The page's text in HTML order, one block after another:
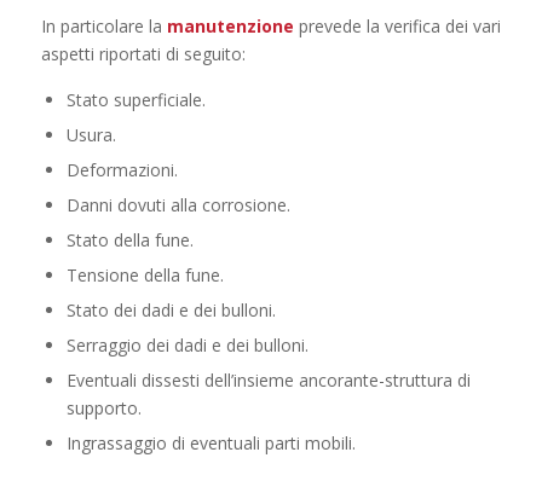
In particolare la manutenzione prevede la verifica dei vari
aspetti riportati di seguito:
Stato superficiale.
Usura.
Deformazioni.
Danni dovuti alla corrosione.
Stato della fune.
Tensione della fune.
Stato dei dadi e dei bulloni.
Serraggio dei dadi e dei bulloni.
Eventuali dissesti dell’insieme ancorante-struttura di
supporto.
Ingrassaggio di eventuali parti mobili.